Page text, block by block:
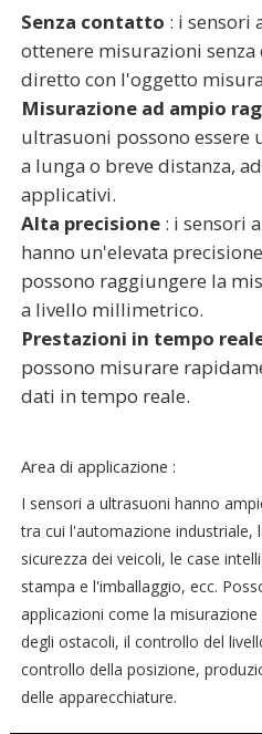
Senza contatto : i sensori
ottenere misurazioni
diretto con l'oggetto
Misurazione ad ampio
ultrasuoni possono
a lunga o breve distanza,
applicativi.
Alta precisione : i sensori
hanno un'elevata
possono raggiungere la
a livello millimetrico.
Prestazioni in tempo
possono misurare
dati in tempo reale.
Area di applicazione :
I sensori a ultrasuoni hanno
tra cui l'automazione industriale,
sicurezza dei veicoli, le case
stampa e l'imballaggio, ecc.
applicazioni come la
degli ostacoli, il controllo del
controllo della posizione,
delle apparecchiature.